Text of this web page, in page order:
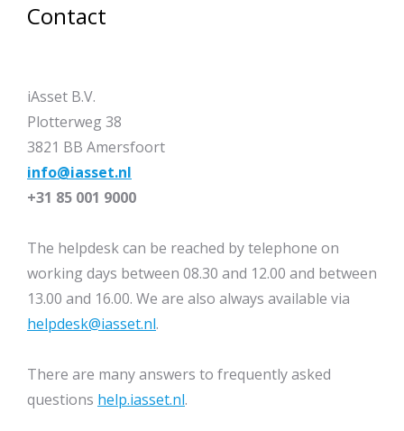
Contact
iAsset B.V.
Plotterweg 38
3821 BB Amersfoort
info@iasset.nl
+31 85 001 9000
The helpdesk can be reached by telephone on
working days between 08.30 and 12.00 and between
13.00 and 16.00. We are also always available via
helpdesk@iasset.nl.
There are many answers to frequently asked
questions help.iasset.nl.